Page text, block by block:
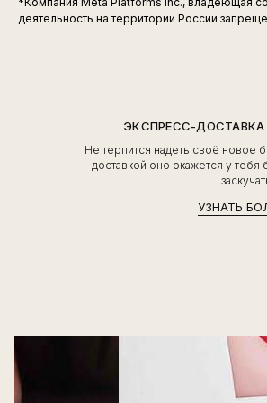
деятельность на территории России
ЭКСПРЕСС-ДОСТАВКА
Не терпится надеть своё новое
доставкой оно окажется у
УЗНАТЬ